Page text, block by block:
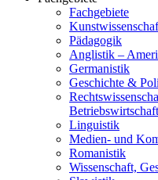
Fachgebiete
Pädagogik
Anglistik –
Germanistik
Geschichte &
Linguistik
Medien- und
Romanistik
Wissenschaft,